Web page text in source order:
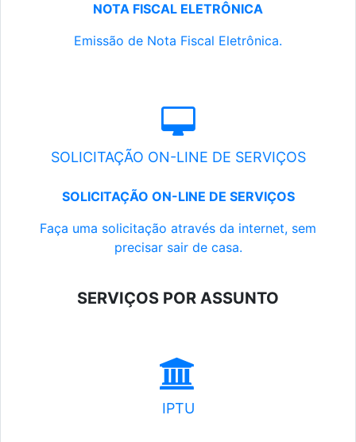
NOTA FISCAL ELETRÔNICA
Emissão de Nota Fiscal Eletrônica.
SOLICITAÇÃO ON-LINE DE SERVIÇOS
SOLICITAÇÃO ON-LINE DE SERVIÇOS
Faça uma solicitação através da internet, sem
precisar sair de casa.
SERVIÇOS POR ASSUNTO
IPTU